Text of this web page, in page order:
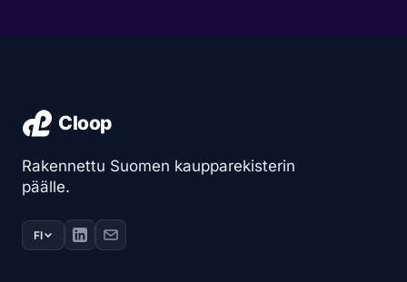
Rakennettu Suomen kaupparekisterin
päälle.
FI